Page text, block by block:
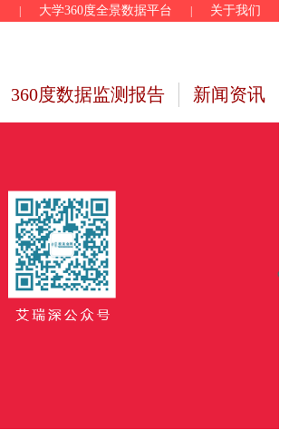
大学360度全景数据平台 关于我们
360度数据监测报告 新闻资讯